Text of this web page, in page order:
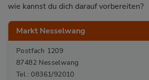
wie kannst du dich darauf vorbereiten?
Markt Nesselwang
Postfach 1209
87482 Nesselwang
Tel.: 08361/92010